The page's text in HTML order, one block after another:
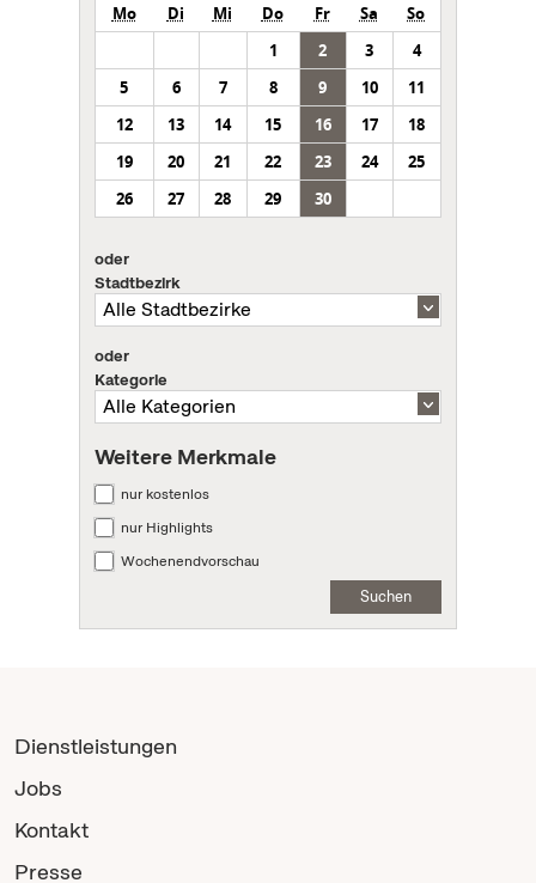
Mo Di Mi Do Fr Sa
So
1
2 3
4
5
6 7 8 9 10
11
12
13 14 15 16 17
18
19
20 21 22 23 24
25
26
27 28 29 30
oder
Stadtbezirk
oder
Kategorie
Weitere Merkmale
nur kostenlos
nur Highlights
Wochenendvorschau
Suchen
Dienstleistungen
Jobs
Kontakt
Presse